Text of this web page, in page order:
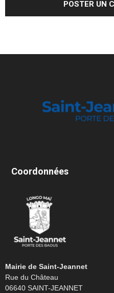
Coordonnées
Mairie de Saint-Jeannet
Rue du Château
06640 SAINT-JEANNET